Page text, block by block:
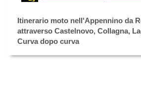
Itinerario moto nell'Appennino da
attraverso Castelnovo, Collagna,
Curva dopo curva